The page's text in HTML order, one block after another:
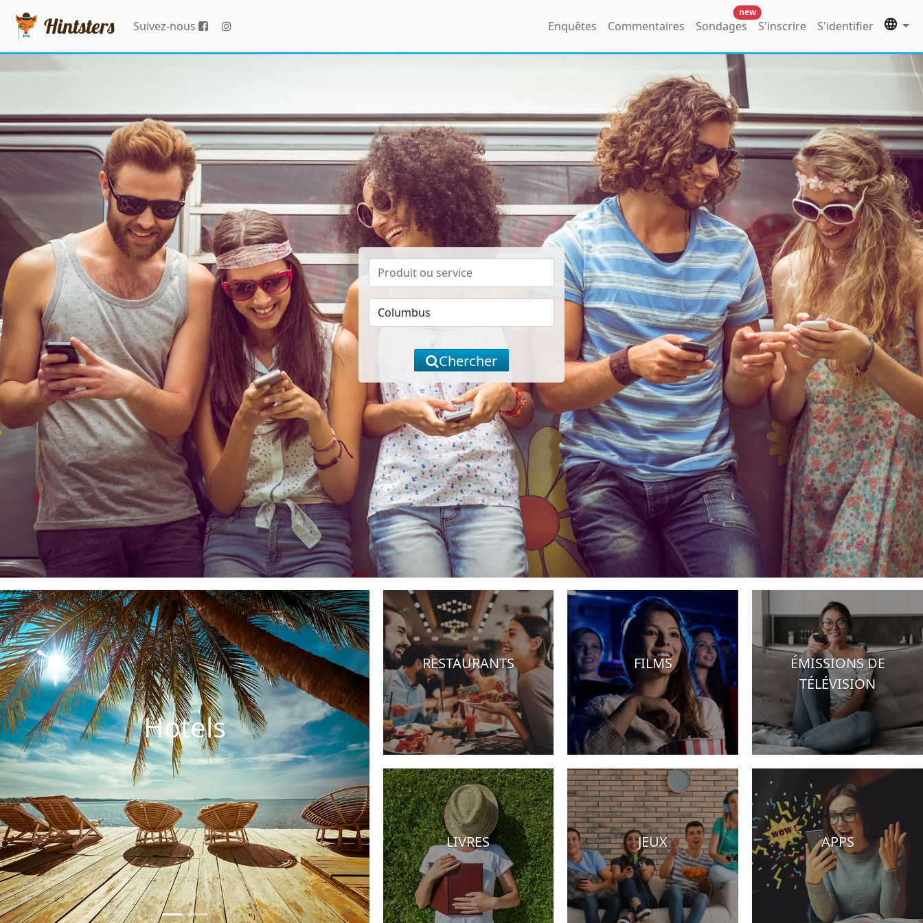
Hintsters Suivez-nous Enquêtes Commentaires Sondages
new
S'inscrire S'identifier
Chercher
Hotels
RESTAURANTS FILMS
ÉMISSIONS DE
TÉLÉVISION
LIVRES JEUX APPS